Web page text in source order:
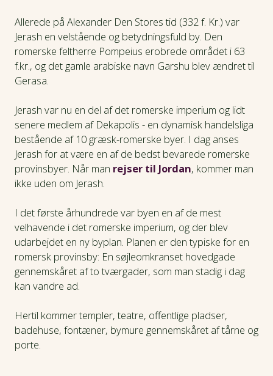
Allerede på Alexander Den Stores tid (332 f. Kr.) var
Jerash en velstående og betydningsfuld by. Den
romerske feltherre Pompeius erobrede området i 63
f.kr., og det gamle arabiske navn Garshu blev ændret til
Gerasa.
Jerash var nu en del af det romerske imperium og lidt
senere medlem af Dekapolis - en dynamisk handelsliga
bestående af 10 græsk-romerske byer. I dag anses
Jerash for at være en af de bedst bevarede romerske
provinsbyer. Når man rejser til Jordan, kommer man
ikke uden om Jerash.
I det første århundrede var byen en af de mest
velhavende i det romerske imperium, og der blev
udarbejdet en ny byplan. Planen er den typiske for en
romersk provinsby: En søjleomkranset hovedgade
gennemskåret af to tværgader, som man stadig i dag
kan vandre ad.
Hertil kommer templer, teatre, offentlige pladser,
badehuse, fontæner, bymure gennemskåret af tårne og
porte.